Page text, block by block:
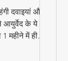
दवाइयां और
आयुर्वेद के ये
महीने में ही